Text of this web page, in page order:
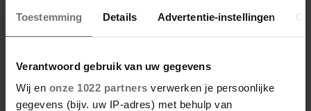
Toestemming Details Advertentie-instellingen
Verantwoord gebruik van uw gegevens
Wij en onze 1022 partners verwerken je persoonlijke
gegevens (bijv. uw IP-adres) met behulp van
ZIEKENHUIS